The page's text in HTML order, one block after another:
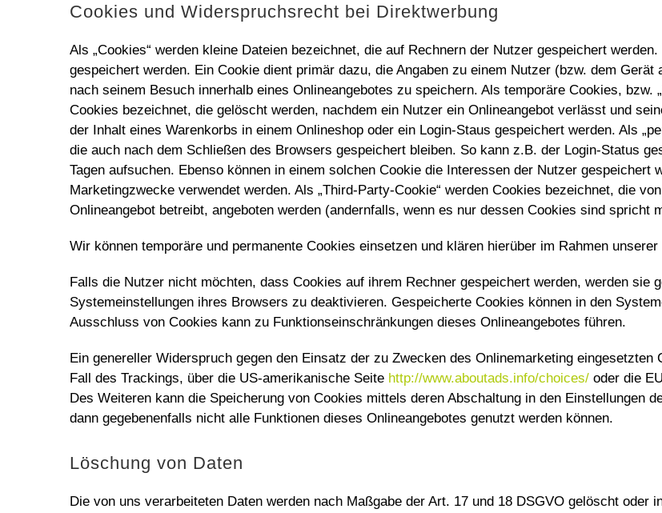
Cookies und Widerspruchsrecht bei Direktwerbung
Als „Cookies“ werden kleine Dateien bezeichnet, die auf Rechnern der Nutzer gespeichert
gespeichert werden. Ein Cookie dient primär dazu, die Angaben zu einem Nutzer (bzw. dem
nach seinem Besuch innerhalb eines Onlineangebotes zu speichern. Als temporäre Cookies, bzw.
Cookies bezeichnet, die gelöscht werden, nachdem ein Nutzer ein Onlineangebot verlässt und
der Inhalt eines Warenkorbs in einem Onlineshop oder ein Login-Staus gespeichert werden. Als
die auch nach dem Schließen des Browsers gespeichert bleiben. So kann z.B. der Login-Status
Tagen aufsuchen. Ebenso können in einem solchen Cookie die Interessen der Nutzer gespeichert
Marketingzwecke verwendet werden. Als „Third-Party-Cookie“ werden Cookies bezeichnet, die
Onlineangebot betreibt, angeboten werden (andernfalls, wenn es nur dessen Cookies sind spricht
Wir können temporäre und permanente Cookies einsetzen und klären hierüber im Rahmen
Falls die Nutzer nicht möchten, dass Cookies auf ihrem Rechner gespeichert werden, werden sie
Systemeinstellungen ihres Browsers zu deaktivieren. Gespeicherte Cookies können in den
Ausschluss von Cookies kann zu Funktionseinschränkungen dieses Onlineangebotes führen.
Ein genereller Widerspruch gegen den Einsatz der zu Zwecken des Onlinemarketing
Fall des Trackings, über die US-amerikanische Seite http://www.aboutads.info/choices/ oder die
Des Weiteren kann die Speicherung von Cookies mittels deren Abschaltung in den Einstellungen
dann gegebenenfalls nicht alle Funktionen dieses Onlineangebotes genutzt werden können.
Löschung von Daten
Die von uns verarbeiteten Daten werden nach Maßgabe der Art. 17 und 18 DSGVO gelöscht oder